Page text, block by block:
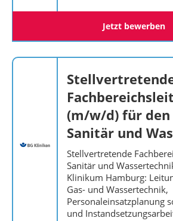
Jetzt bewerben
(m/w/d) für den
Sanitär und
Stellvertretende
Sanitär und
Klinikum Hamburg:
Gas- und Wassertechnik,
Personaleinsatzplanung
und